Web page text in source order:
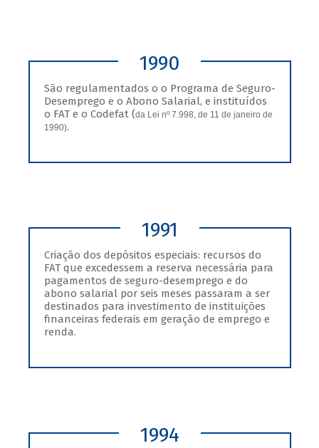
1990
São regulamentados o o Programa de Seguro-
Desemprego e o Abono Salarial, e instituídos
o FAT e o Codefat (da Lei nº 7.998, de 11 de janeiro de
1990).
1991
Criação dos depósitos especiais: recursos do
FAT que excedessem a reserva necessária para
pagamentos de seguro-desemprego e do
abono salarial por seis meses passaram a ser
destinados para investimento de instituições
financeiras federais em geração de emprego e
renda.
1994